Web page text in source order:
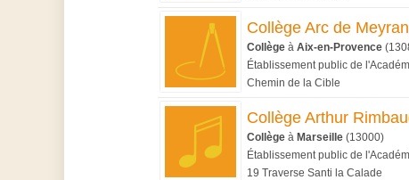
Collège Arc de Meyran
Collège à Aix-en-Provence
Établissement public de
Chemin de la Cible
Collège Arthur
Collège à Marseille (13000)
Établissement public de
19 Traverse Santi la Calade